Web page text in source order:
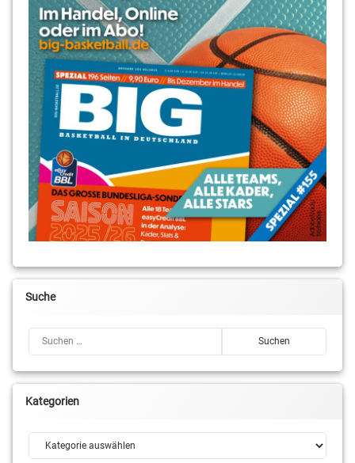
Suche
Kategorien
Kategorien